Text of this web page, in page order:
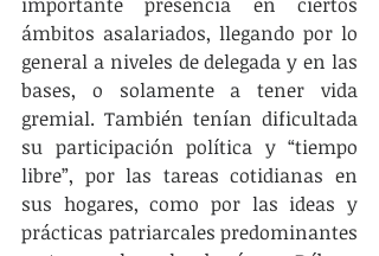
ámbitos asalariados, llegando por lo
general a niveles de delegada y en las
bases, o solamente a tener vida
gremial. También tenían dificultada
su participación política y “tiempo
libre”, por las tareas cotidianas en
sus hogares, como por las ideas y
prácticas patriarcales predominantes